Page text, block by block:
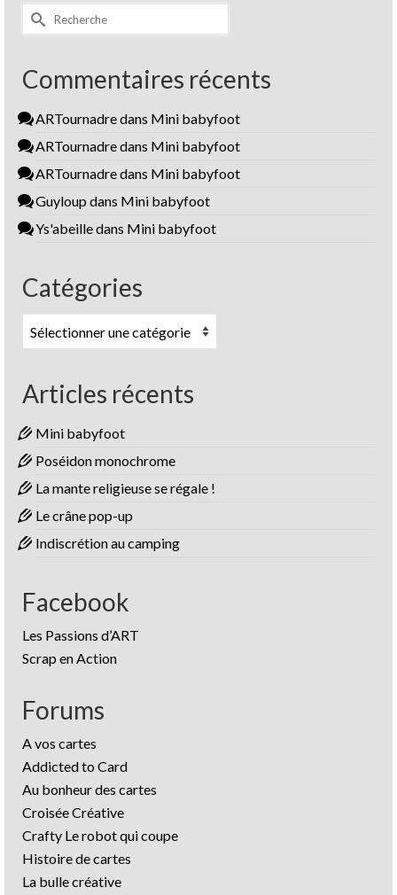
Rechercher :
Commentaires récents
ARTournadredans Mini babyfoot
ARTournadredans Mini babyfoot
ARTournadredans Mini babyfoot
Guyloup dans Mini babyfoot
Ys'abeilledans Mini babyfoot
Catégories
Catégories
Articles récents
Mini babyfoot
Poséidon monochrome
La mante religieuse se régale !
Le crâne pop-up
Indiscrétion au camping
Facebook
Les Passions d’ART
Scrap en Action
Forums
A vos cartes
Addicted to Card
Au bonheur des cartes
Croisée Créative
Crafty Le robot qui coupe
Histoire de cartes
La bulle créative